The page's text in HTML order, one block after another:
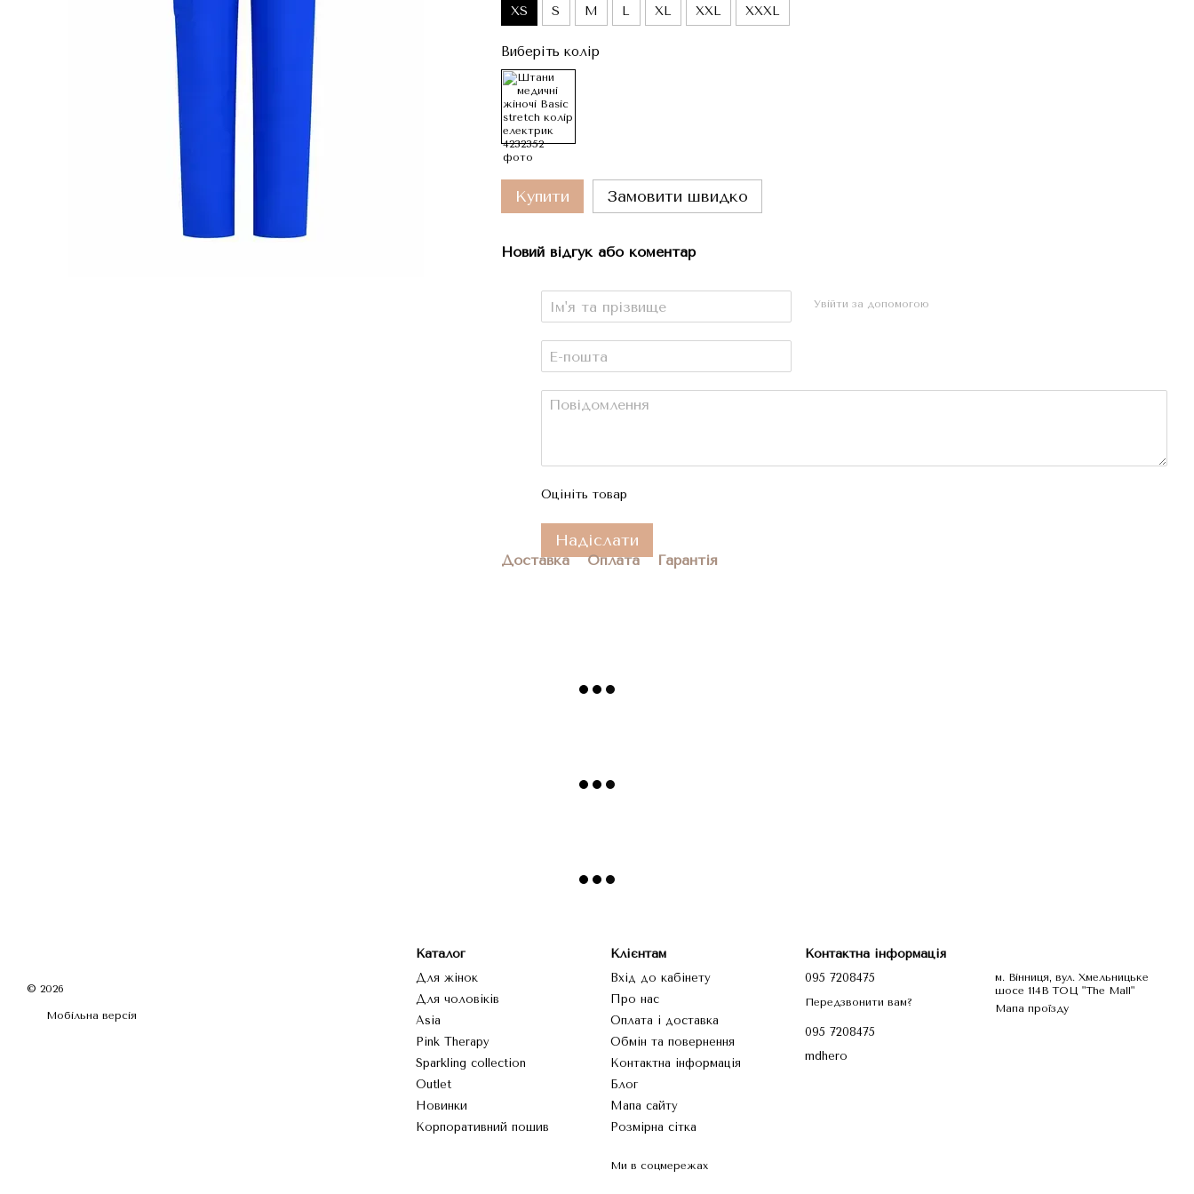
XS S M L XL XXL XXXL
Виберіть колір
Купити Замовити швидко
Новий відгук або коментар
Увійти за допомогою
Оцініть товар
Надіслати
Доставка Оплата Гарантія
© 2026
Мобільна версія
Каталог
Для жінок
Для чоловіків
Asia
Pink Therapy
Sparkling collection
Outlet
Новинки
Корпоративний пошив
Клієнтам
Вхід до кабінету
Про нас
Оплата і доставка
Обмін та повернення
Контактна інформація
Блог
Мапа сайту
Розмірна сітка
Ми в соцмережах
Контактна інформація
095 7208475
Передзвонити вам?
095 7208475
mdhero
м. Вінниця, вул. Хмельницьке
шосе 114В ТОЦ "The Mall"
Мапа проїзду